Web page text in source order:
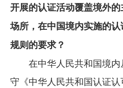
开展的认证活动覆盖境外
场所，在中国境内实施的
规则的要求？
在中华人民共和国境
守《中华人民共和国认证